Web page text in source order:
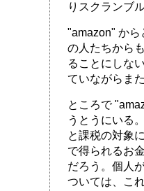
りスクランブ
"amazon" から
の人たちから
ることにしな
ていながらま
ところで
うとうにいる
と課税の対象
で得られるお
だろう。個人
ついては、こ